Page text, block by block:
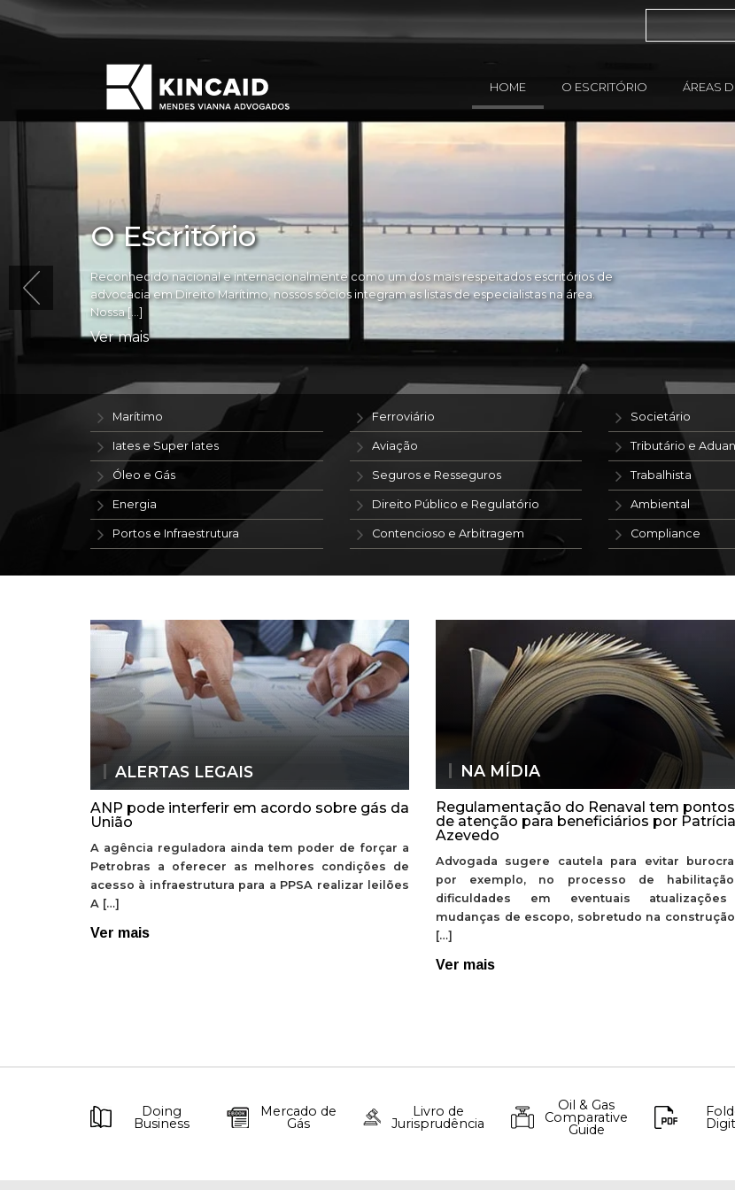
HOME O ESCRITÓRIO ÁREAS
O Escritório
Reconhecido nacional e internacionalmente como um dos mais respeitados escritórios de
advocacia em Direito Marítimo, nossos sócios integram as listas de especialistas na área.
Nossa […]
Ver mais
Marítimo
Iates e Super Iates
Óleo e Gás
Energia
Portos e Infraestrutura
Ferroviário
Aviação
Seguros e Resseguros
Direito Público e Regulatório
Contencioso e Arbitragem
Societário
Tributário e
Trabalhista
Ambiental
Compliance
ALERTAS LEGAIS
ANP pode interferir em acordo sobre gás da
União
A agência reguladora ainda tem poder de forçar a
Petrobras a oferecer as melhores condições de
acesso à infraestrutura para a PPSA realizar leilões
A […]
Ver mais
NA MÍDIA
Regulamentação do Renaval tem pontos
de atenção para beneficiários por Patrícia
Azevedo
Advogada sugere cautela para evitar
por exemplo, no processo de
dificuldades em eventuais
mudanças de escopo, sobretudo na
[…]
Ver mais
Doing
Business
Mercado de
Gás
Livro de
Jurisprudência
Oil & Gas
Comparative
Guide